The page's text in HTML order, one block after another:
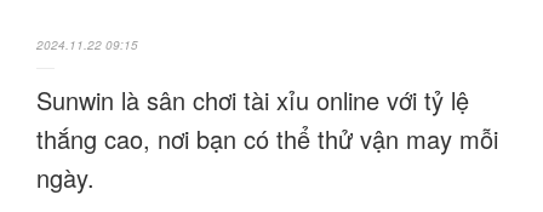
2024.11.22 09:15
Sunwin là sân chơi tài xỉu online với tỷ lệ
thắng cao, nơi bạn có thể thử vận may mỗi
ngày.